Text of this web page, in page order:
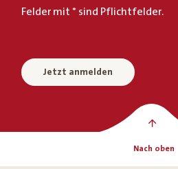
Felder mit * sind Pflichtfelder.
Jetzt anmelden
Nach oben